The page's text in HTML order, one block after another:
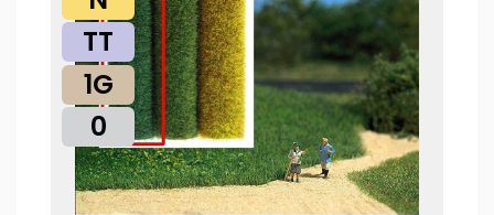
TT
1G
0